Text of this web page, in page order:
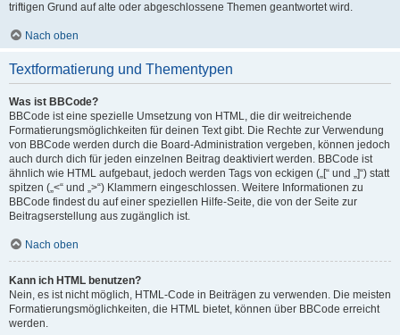
triftigen Grund auf alte oder abgeschlossene Themen geantwortet wird.
Nach oben
Textformatierung und Thementypen
Was ist BBCode?
BBCode ist eine spezielle Umsetzung von HTML, die dir weitreichende
Formatierungsmöglichkeiten für deinen Text gibt. Die Rechte zur Verwendung
von BBCode werden durch die Board-Administration vergeben, können jedoch
auch durch dich für jeden einzelnen Beitrag deaktiviert werden. BBCode ist
ähnlich wie HTML aufgebaut, jedoch werden Tags von eckigen („[“ und „]“) statt
spitzen („<“ und „>“) Klammern eingeschlossen. Weitere Informationen zu
BBCode findest du auf einer speziellen Hilfe-Seite, die von der Seite zur
Beitragserstellung aus zugänglich ist.
Nach oben
Kann ich HTML benutzen?
Nein, es ist nicht möglich, HTML-Code in Beiträgen zu verwenden. Die meisten
Formatierungsmöglichkeiten, die HTML bietet, können über BBCode erreicht
werden.